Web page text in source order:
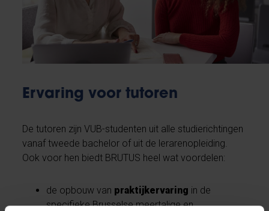
Ervaring voor tutoren
De tutoren zijn VUB-studenten uit alle studierichtingen
vanaf tweede bachelor of uit de lerarenopleiding.
Ook voor hen biedt BRUTUS heel wat voordelen:
de opbouw van praktijkervaring in de
specifieke Brusselse meertalige en